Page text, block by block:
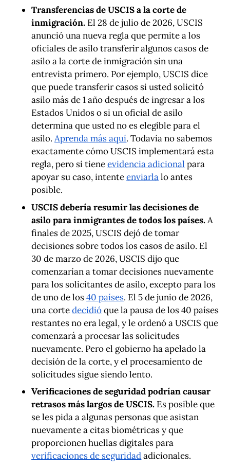
Transferencias de USCIS a la corte de
inmigración. El 28 de julio de 2026, USCIS
anunció una nueva regla que permite a los
oficiales de asilo transferir algunos casos de
asilo a la corte de inmigración sin una
entrevista primero. Por ejemplo, USCIS dice
que puede transferir casos si usted solicitó
asilo más de 1 año después de ingresar a los
Estados Unidos o si un oficial de asilo
determina que usted no es elegible para el
asilo.Aprenda más aquí. Todavía no sabemos
exactamente cómo USCIS implementará esta
regla, pero si tieneevidencia adicional para
apoyar su caso, intenteenviarlalo antes
posible.
USCIS debería resumir las decisiones de
asilo para inmigrantes de todos los países.A
finales de 2025, USCIS dejó de tomar
decisiones sobre todos los casos de asilo. El
30 de marzo de 2026, USCIS dijo que
comenzarían a tomar decisiones nuevamente
para los solicitantes de asilo, excepto para los
de uno de los40 países. El 5 de junio de 2026,
una cortedecidióque la pausa de los 40 países
restantes no era legal, y le ordenó a USCIS que
comenzará a procesar las solicitudes
nuevamente. Pero el gobierno ha apelado la
decisión de la corte, y el procesamiento de
solicitudes sigue siendo lento.
Verificaciones de seguridad podrían causar
retrasos más largos de USCIS. Es posible que
se les pida a algunas personas que asistan
nuevamente a citas biométricas y que
proporcionen huellas digitales para
verificaciones de seguridadadicionales.